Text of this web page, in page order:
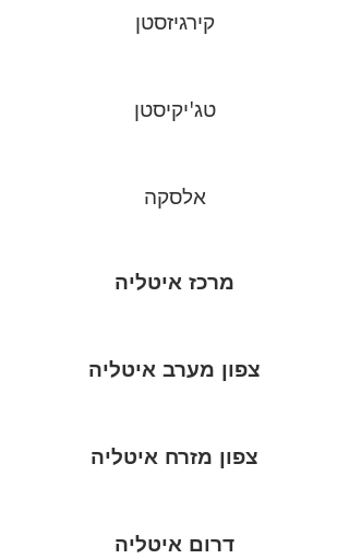
קירגיזסטן
טג'יקיסטן
אלסקה
מרכז איטליה
צפון מערב איטליה
צפון מזרח איטליה
דרום איטליה